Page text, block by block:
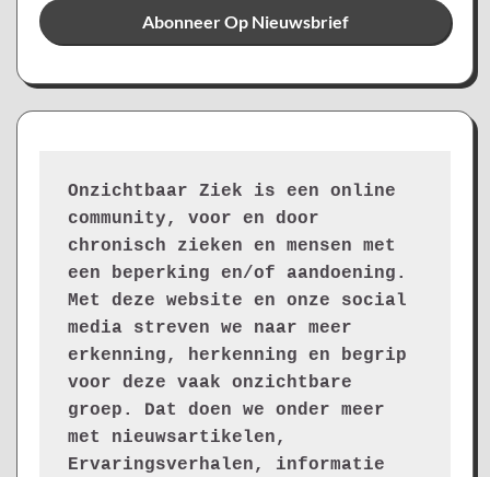
Onzichtbaar Ziek is een online
community, voor en door
chronisch zieken en mensen met
een beperking en/of aandoening.
Met deze website en onze social
media streven we naar meer
erkenning, herkenning en begrip
voor deze vaak onzichtbare
groep. Dat doen we onder meer
met nieuwsartikelen,
Ervaringsverhalen, informatie